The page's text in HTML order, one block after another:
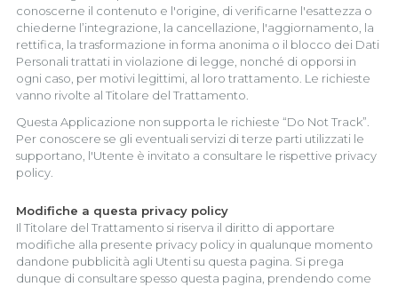
conoscerne il contenuto e l'origine, di verificarne l'esattezza o
chiederne l’integrazione, la cancellazione, l'aggiornamento, la
rettifica, la trasformazione in forma anonima o il blocco dei Dati
Personali trattati in violazione di legge, nonché di opporsi in
ogni caso, per motivi legittimi, al loro trattamento. Le richieste
vanno rivolte al Titolare del Trattamento.
Questa Applicazione non supporta le richieste “Do Not Track”.
Per conoscere se gli eventuali servizi di terze parti utilizzati le
supportano, l'Utente è invitato a consultare le rispettive privacy
policy.
Modifiche a questa privacy policy
Il Titolare del Trattamento si riserva il diritto di apportare
modifiche alla presente privacy policy in qualunque momento
dandone pubblicità agli Utenti su questa pagina. Si prega
dunque di consultare spesso questa pagina, prendendo come